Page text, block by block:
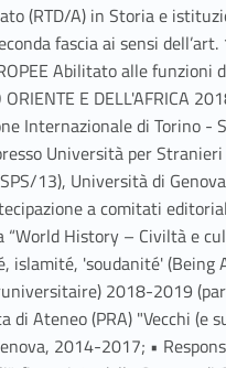
(RTD/A) in Storia e
fascia ai sensi
Abilitato alle
ORIENTE E
Internazionale di Torino
Università per
13), Università di
a comitati
History – Civiltà e
'soudanité' (Being
2018-2019
di Ateneo (PRA) "Vecchi
2014-2017; •